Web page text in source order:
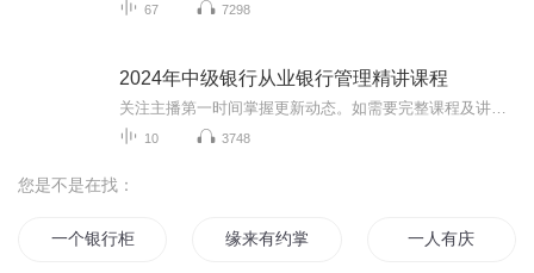
67 7298
2024年中级银行从业银行管理精讲课程
10 3748
您是不是在找：
一个银行柜员的自白 缘来有约掌柜求放过 一人有庆